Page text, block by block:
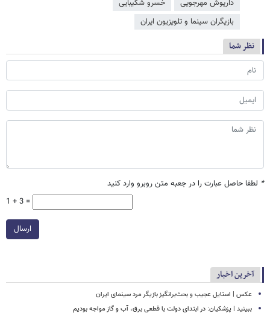
داریوش مهرجویی
خسرو شکیبایی
بازیگران سینما و تلویزیون ایران
نظر شما
* لطفا حاصل عبارت را در جعبه متن روبرو وارد کنید
1 + 3 =
ارسال
آخرین اخبار
عکس | استایل عجیب و بحث‌برانگیز بازیگر مرد سینمای ایران
ببینید | پزشکیان: در ابتدای دولت با قطعی برق، آب و گاز مواجه بودیم